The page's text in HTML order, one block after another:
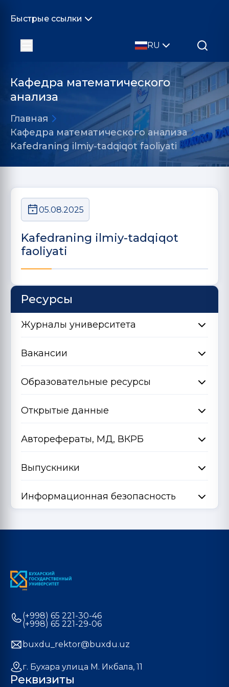
Быстрые ссылки
RU
Кафедра математического
анализа
Главная
Кафедра математического анализа
Kafedraning ilmiy-tadqiqot faoliyati
05.08.2025
Kafedraning ilmiy-tadqiqot
faoliyati
Ресурсы
Журналы университета
Вакансии
Образовательные ресурсы
Открытые данные
Авторефераты, МД, ВКРБ
Выпускники
Информационная безопасность
(+998) 65 221-30-46
(+998) 65 221-29-06
buxdu_rektor@buxdu.uz
г. Бухара улица М. Икбала, 11
Реквизиты